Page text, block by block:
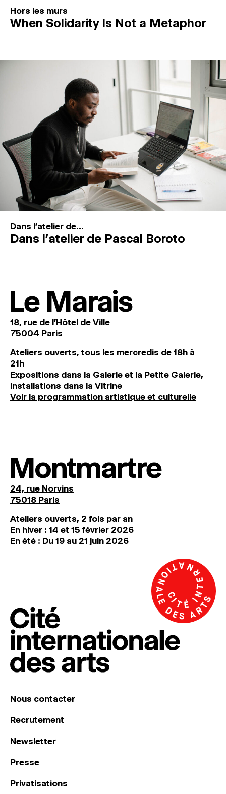
Hors les murs
When Solidarity Is Not a Metaphor
Dans l'atelier de...
Dans l’atelier de Pascal Boroto
Le Marais
18, rue de l'Hôtel de Ville
75004 Paris
Ateliers ouverts, tous les mercredis de 18h à
21h
Expositions dans la Galerie et la Petite Galerie,
installations dans la Vitrine
Voir la programmation artistique et culturelle
Montmartre
24, rue Norvins
75018 Paris
Ateliers ouverts, 2 fois par an
En hiver : 14 et 15 février 2026
En été : Du 19 au 21 juin 2026
Nous contacter
Recrutement
Newsletter
Presse
Privatisations